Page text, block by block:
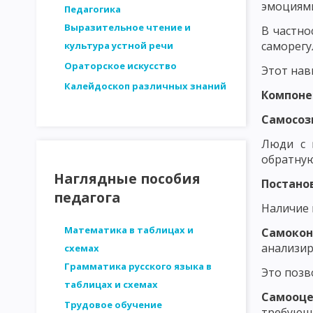
СТРУКТУРА ЛИЧНОСТИ - ПЛАТОНОВ. ОСНОВНЫЕ
ДВИЖУЩИЕ СИЛЫ РАЗВИТИЯ ЛИЧНОСТИ. ВОЗРАСТНАЯ
МЕТОДИКА ИССЛЕДОВАНИЯ ПЕДАГОГИЧЕСКИХ ПРОБЛЕМ
СТРУКТУРА ИССЛЕДОВАНИЯ В ПЕДАГОГИКЕ. ЭТАПЫ
АНАЛИЗ
ВЫДЕЛЕНИЕ И ОПРЕДЕЛЕНИЕ ПЕРЕМЕННЫХ ПРИ
ФОРМУЛИРОВКА ГИПОТЕЗ ПЕДАГОГИЧЕСКИХ ИССЛЕДОВАНИЙ
МЕТОДЫ ПЕДАГОГИЧЕСКОГО ИССЛЕДОВАНИЯ: НАБЛЮДЕНИЕ
МЕТОДЫ ПЕДАГОГИЧЕСКОГО ИССЛЕДОВАНИЯ: МЕТОД
МЕТОДЫ ПЕДАГОГИЧЕСКОГО ИССЛЕДОВАНИЯ: АНКЕТНЫЙ ОПРОС
МЕТОДЫ ПЕДАГОГИЧЕСКОГО ИССЛЕДОВАНИЯ: ТЕСТИРОВАНИЕ
Педагогика
Выразительное чтение и
культура устной речи
Ораторское искусство
Калейдоскоп различных знаний
Наглядные пособия
педагога
Математика в таблицах и
схемах
Грамматика русского языка в
таблицах и схемах
Трудовое обучение
В
Этот
Люди с
Наличие
Это